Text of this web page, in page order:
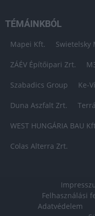
TÉMÁINKBÓL
Mapei Kft. Swietelsky
ZÁÉV Építőipari Zrt.
Szabadics Group Ke-
Duna Aszfalt Zrt.
WEST HUNGÁRIA BAU
Colas Alterra Zrt.
Felhasználási
Adatvédelem